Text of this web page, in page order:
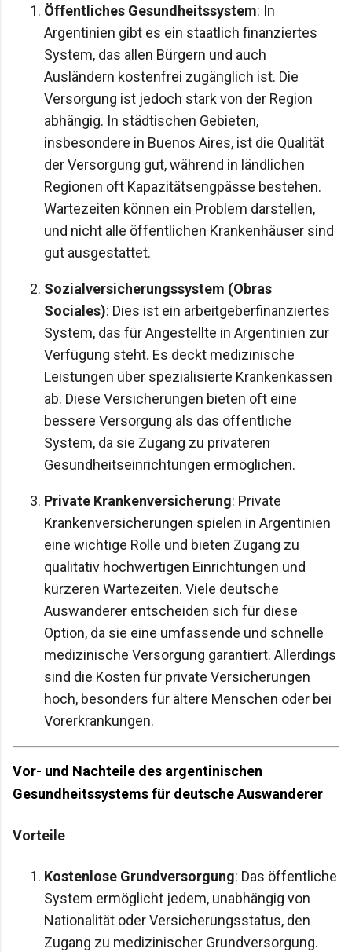
Öffentliches Gesundheitssystem: In
Argentinien gibt es ein staatlich finanziertes
System, das allen Bürgern und auch
Ausländern kostenfrei zugänglich ist. Die
Versorgung ist jedoch stark von der Region
abhängig. In städtischen Gebieten,
insbesondere in Buenos Aires, ist die Qualität
der Versorgung gut, während in ländlichen
Regionen oft Kapazitätsengpässe bestehen.
Wartezeiten können ein Problem darstellen,
und nicht alle öffentlichen Krankenhäuser sind
gut ausgestattet.
Sozialversicherungssystem (Obras
Sociales): Dies ist ein arbeitgeberfinanziertes
System, das für Angestellte in Argentinien zur
Verfügung steht. Es deckt medizinische
Leistungen über spezialisierte Krankenkassen
ab. Diese Versicherungen bieten oft eine
bessere Versorgung als das öffentliche
System, da sie Zugang zu privateren
Gesundheitseinrichtungen ermöglichen.
Private Krankenversicherung: Private
Krankenversicherungen spielen in Argentinien
eine wichtige Rolle und bieten Zugang zu
qualitativ hochwertigen Einrichtungen und
kürzeren Wartezeiten. Viele deutsche
Auswanderer entscheiden sich für diese
Option, da sie eine umfassende und schnelle
medizinische Versorgung garantiert. Allerdings
sind die Kosten für private Versicherungen
hoch, besonders für ältere Menschen oder bei
Vorerkrankungen.
Vor- und Nachteile des argentinischen
Gesundheitssystems für deutsche Auswanderer
Vorteile
Kostenlose Grundversorgung: Das öffentliche
System ermöglicht jedem, unabhängig von
Nationalität oder Versicherungsstatus, den
Zugang zu medizinischer Grundversorgung.